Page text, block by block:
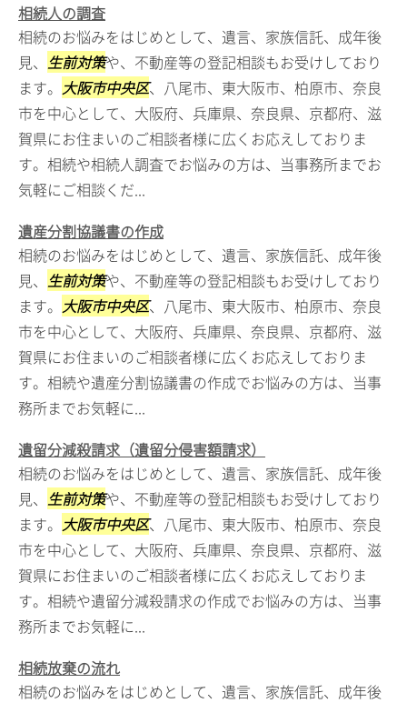
相続人の調査
相続のお悩みをはじめとして、遺言、家族信託、成年後
見、 生前対策や、不動産等の登記相談もお受けしており
ます。 大阪市中央区、八尾市、東大阪市、柏原市、奈良
市を中心として、大阪府、兵庫県、奈良県、京都府、滋
賀県にお住まいのご相談者様に広くお応えしておりま
す。相続や相続人調査でお悩みの方は、当事務所までお
気軽にご相談くだ...
遺産分割協議書の作成
相続のお悩みをはじめとして、遺言、家族信託、成年後
見、 生前対策や、不動産等の登記相談もお受けしており
ます。 大阪市中央区、八尾市、東大阪市、柏原市、奈良
市を中心として、大阪府、兵庫県、奈良県、京都府、滋
賀県にお住まいのご相談者様に広くお応えしておりま
す。相続や遺産分割協議書の作成でお悩みの方は、当事
務所までお気軽に...
遺留分減殺請求（遺留分侵害額請求）
相続のお悩みをはじめとして、遺言、家族信託、成年後
見、 生前対策や、不動産等の登記相談もお受けしており
ます。 大阪市中央区、八尾市、東大阪市、柏原市、奈良
市を中心として、大阪府、兵庫県、奈良県、京都府、滋
賀県にお住まいのご相談者様に広くお応えしておりま
す。相続や遺留分減殺請求の作成でお悩みの方は、当事
務所までお気軽に...
相続放棄の流れ
相続のお悩みをはじめとして、遺言、家族信託、成年後